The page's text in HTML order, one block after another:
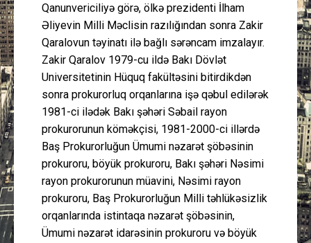
Qanunvericiliyə görə, ölkə prezidenti İlham
Əliyevin Milli Məclisin razılığından sonra Zakir
Qaralovun təyinatı ilə bağlı sərəncam imzalayır.
Zakir Qaralov 1979-cu ildə Bakı Dövlət
Universitetinin Hüquq fakültəsini bitirdikdən
sonra prokurorluq orqanlarına işə qəbul edilərək
1981-ci ilədək Bakı şəhəri Səbail rayon
prokurorunun köməkçisi, 1981-2000-ci illərdə
Baş Prokurorluğun Ümumi nəzarət şöbəsinin
prokuroru, böyük prokuroru, Bakı şəhəri Nəsimi
rayon prokurorunun müavini, Nəsimi rayon
prokuroru, Baş Prokurorluğun Milli təhlükəsizlik
orqanlarında istintaqa nəzarət şöbəsinin,
Ümumi nəzarət idarəsinin prokuroru və böyük